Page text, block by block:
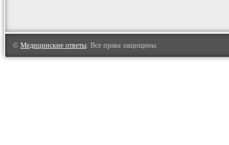
© Медицинские ответы . Все права защищены.